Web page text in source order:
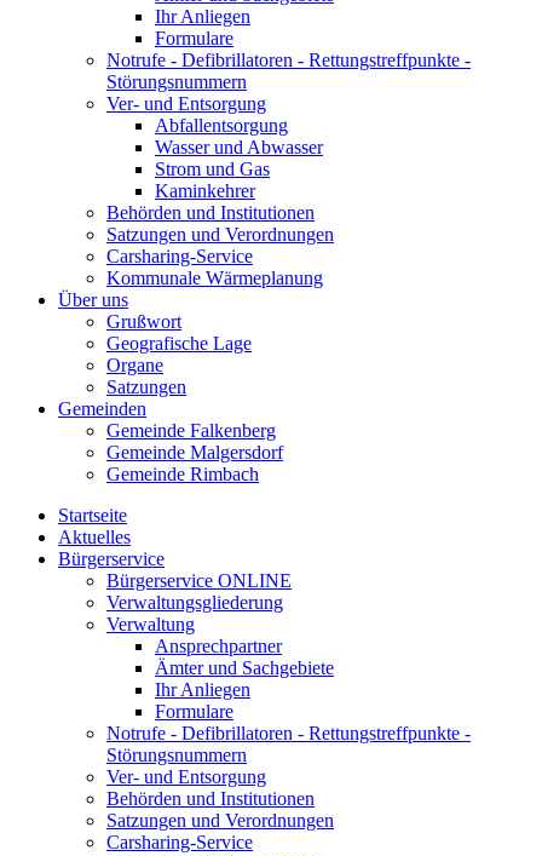
Ihr Anliegen
Formulare
Notrufe - Defibrillatoren - Rettungstreffpunkte -
Störungsnummern
Ver- und Entsorgung
Abfallentsorgung
Wasser und Abwasser
Strom und Gas
Kaminkehrer
Behörden und Institutionen
Satzungen und Verordnungen
Carsharing-Service
Kommunale Wärmeplanung
Über uns
Grußwort
Geografische Lage
Organe
Satzungen
Gemeinden
Gemeinde Falkenberg
Gemeinde Malgersdorf
Gemeinde Rimbach
Startseite
Aktuelles
Bürgerservice
Bürgerservice ONLINE
Verwaltungsgliederung
Verwaltung
Ansprechpartner
Ämter und Sachgebiete
Ihr Anliegen
Formulare
Notrufe - Defibrillatoren - Rettungstreffpunkte -
Störungsnummern
Ver- und Entsorgung
Behörden und Institutionen
Satzungen und Verordnungen
Carsharing-Service